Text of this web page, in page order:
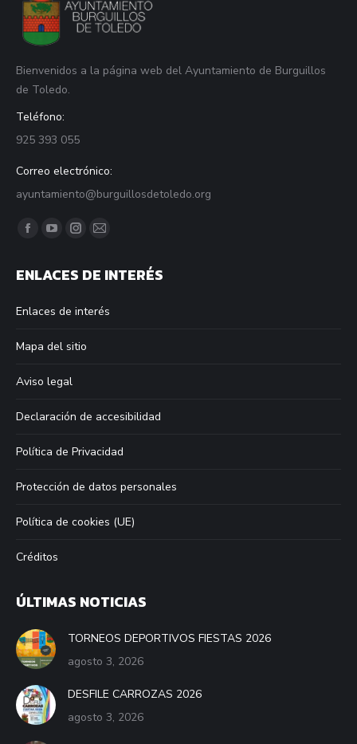
Bienvenidos a la página web del Ayuntamiento de Burguillos
de Toledo.
Teléfono:
925 393 055
Correo electrónico:
ayuntamiento@burguillosdetoledo.org
Find us on:
Facebook
opens
new
window
YouTube
opens
new
window
Instagram
opens
new
window
Mail
opens
new
ENLACES DE INTERÉS
Enlaces de interés
Mapa del sitio
Aviso legal
Declaración de accesibilidad
Política de Privacidad
Protección de datos personales
Política de cookies (UE)
Créditos
ÚLTIMAS NOTICIAS
TORNEOS DEPORTIVOS FIESTAS 2026
agosto 3, 2026
DESFILE CARROZAS 2026
agosto 3, 2026